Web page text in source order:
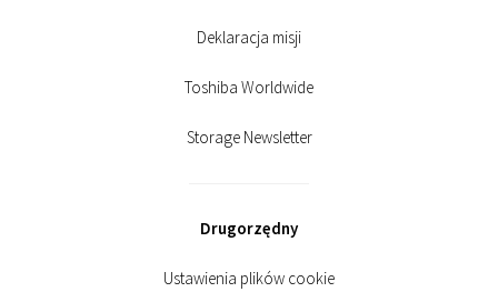
Deklaracja misji
Toshiba Worldwide
Storage Newsletter
Drugorzędny
Ustawienia plików cookie